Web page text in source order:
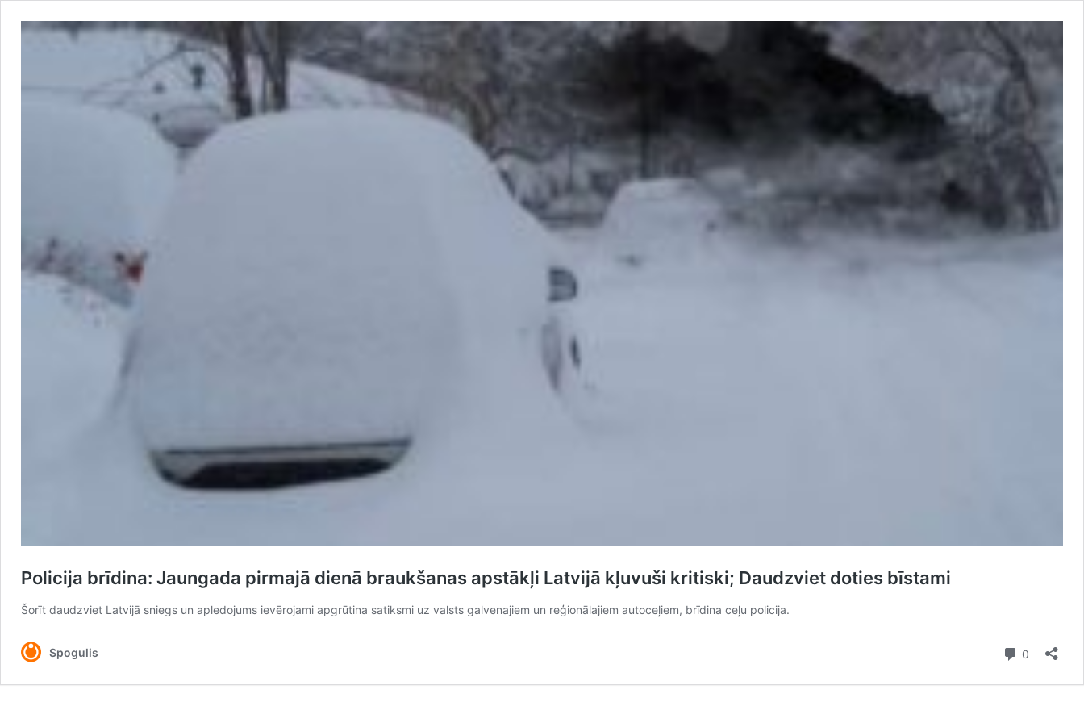
Policija brīdina: Jaungada pirmajā dienā braukšanas apstākļi Latvijā kļuvuši kritiski; Daudzviet doties bīstami
Šorīt daudzviet Latvijā sniegs un apledojums ievērojami apgrūtina satiksmi uz valsts galvenajiem un reģionālajiem autoceļiem, brīdina ceļu policija.
Spogulis 0 Comments